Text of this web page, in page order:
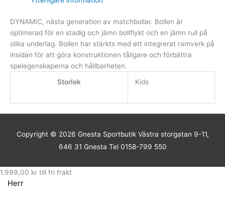
DYNAMIC, nästa generation av matchbollar. Bollen är
optimerad för en stadig och jämn bollflykt och en jämn rull på
olika underlag. Bollen har stärkts med ett integrerat ramverk på
insidan för att göra konstruktionen tåligare och förbättra
spelegenskaperna och hållbarheten.
Storlek
Kids
Copyright © 2026 Gnesta SportbutikVästra storgatan 9-11,
646 31 Gnesta Tel 0158-799 550
1.999,00 kr till fri frakt
Herr